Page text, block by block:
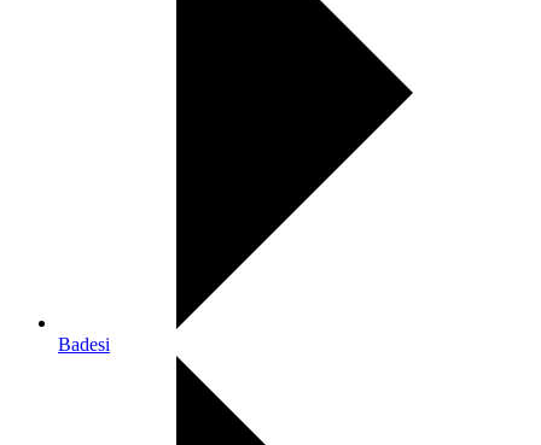
Badesi